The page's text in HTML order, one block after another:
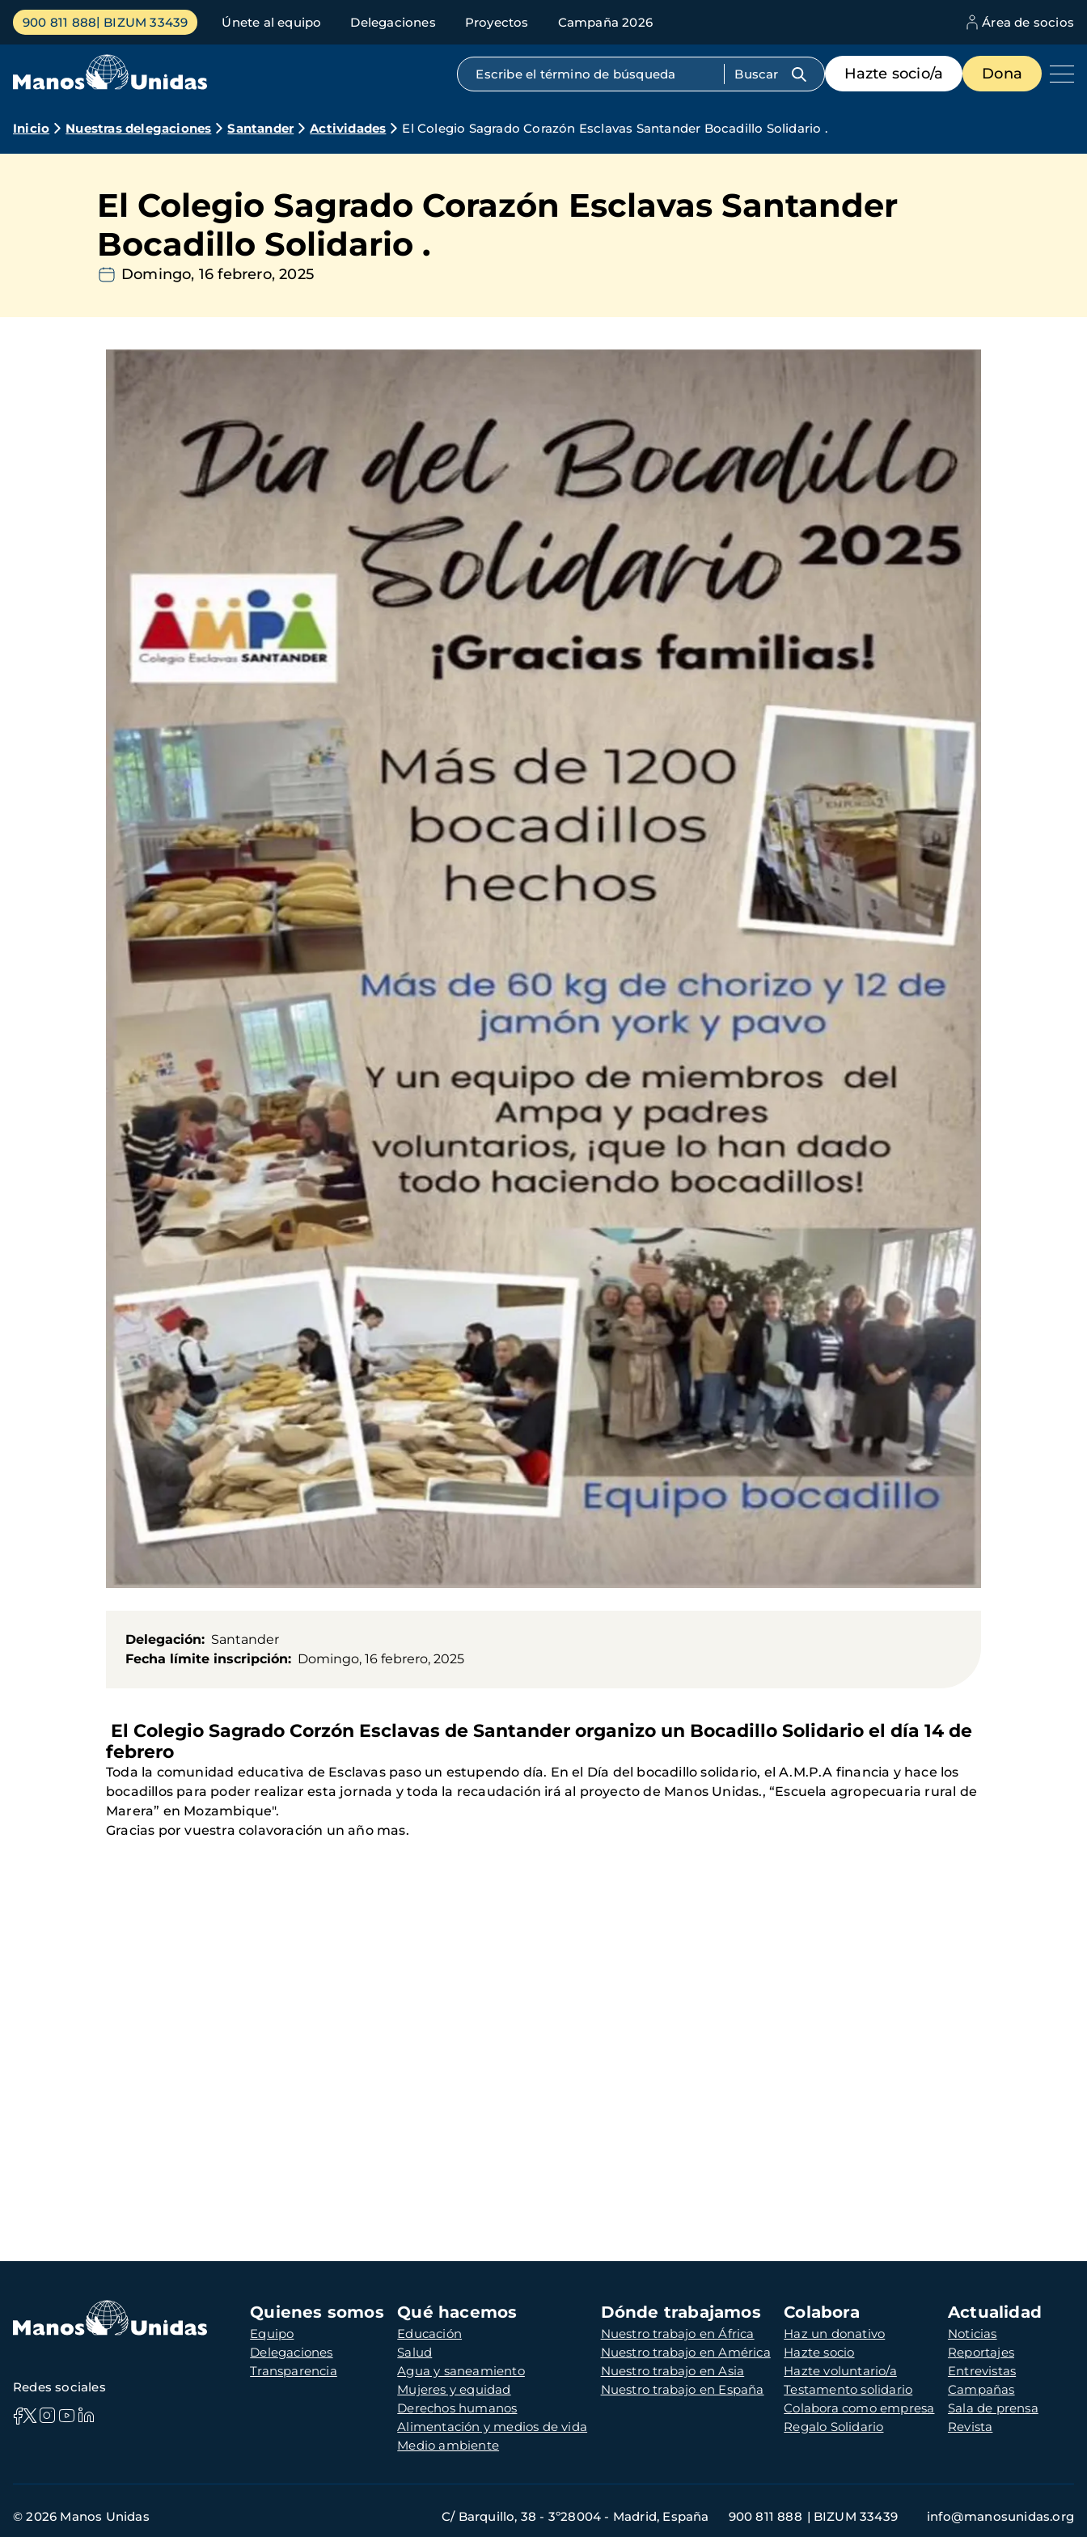
Pasar
contenido
Menú
principal
900 811 888 BIZUM 33439 Únete al equipo Delegaciones Proyectos Campaña 2026 Área de socios
Búsqueda por texto completo
Menú
de
destacados
Hazte socio/a Dona
Ruta
navegación
Inicio Nuestras delegaciones Santander Actividades El Colegio Sagrado Corazón Esclavas Santander Bocadillo Solidario .
El Colegio Sagrado Corazón Esclavas Santander
Bocadillo Solidario .
Domingo, 16 febrero, 2025
Delegación
Santander
Fecha límite inscripción
Domingo, 16 febrero, 2025
El Colegio Sagrado Corzón Esclavas de Santander organizo un Bocadillo Solidario el día 14 de
febrero
Toda la comunidad educativa de Esclavas paso un estupendo día. En el Día del bocadillo solidario, el A.M.P.A financia y hace los
bocadillos para poder realizar esta jornada y toda la recaudación irá al proyecto de Manos Unidas., “Escuela agropecuaria rural de
Marera” en Mozambique".
Gracias por vuestra colavoración un año mas.
Navegación
principal
Quienes somos
Equipo
Delegaciones
Transparencia
Qué hacemos
Educación
Salud
Agua y saneamiento
Mujeres y equidad
Derechos humanos
Alimentación y medios de vida
Medio ambiente
Dónde trabajamos
Nuestro trabajo en África
Nuestro trabajo en América
Nuestro trabajo en Asia
Nuestro trabajo en España
Colabora
Haz un donativo
Hazte socio
Hazte voluntario/a
Testamento solidario
Colabora como empresa
Regalo Solidario
Actualidad
Noticias
Reportajes
Entrevistas
Campañas
Sala de prensa
Revista
Redes sociales
de
© 2026 Manos Unidas C/ Barquillo, 38 - 3º28004 - Madrid, España 900 811 888 BIZUM 33439 info@manosunidas.org